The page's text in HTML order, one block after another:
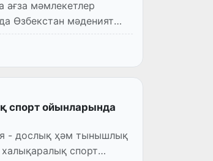
мәмлекетлер
Өзбекстан мәденият
спорт ойынларында
- дослық ҳәм тынышлық
спорт